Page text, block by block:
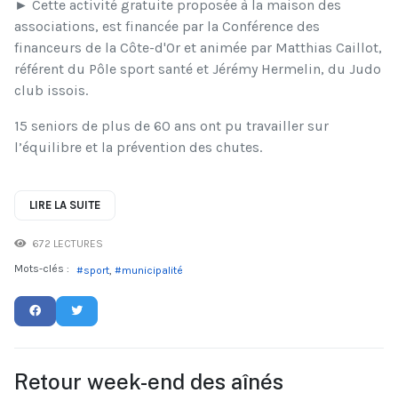
► Cette activité gratuite proposée à la maison des
associations, est financée par la Conférence des
financeurs de la Côte-d'Or et animée par Matthias Caillot,
référent du Pôle sport santé et Jérémy Hermelin, du Judo
club issois.
15 seniors de plus de 60 ans ont pu travailler sur
l’équilibre et la prévention des chutes.
LIRE LA SUITE
672 LECTURES
Mots-clés :
sport municipalité
Retour week-end des aînés